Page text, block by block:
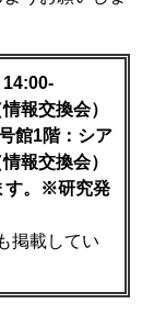
報交換会）
1階：シア
報交換会）
。※研究発
してい